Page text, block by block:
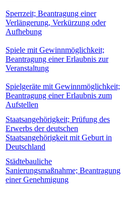
Sperrzeit; Beantragung einer
Verlängerung, Verkürzung oder
Aufhebung
Spiele mit Gewinnmöglichkeit;
Beantragung einer Erlaubnis zur
Veranstaltung
Spielgeräte mit Gewinnmöglichkeit;
Beantragung einer Erlaubnis zum
Aufstellen
Staatsangehörigkeit; Prüfung des
Erwerbs der deutschen
Staatsangehörigkeit mit Geburt in
Deutschland
Städtebauliche
Sanierungsmaßnahme; Beantragung
einer Genehmigung